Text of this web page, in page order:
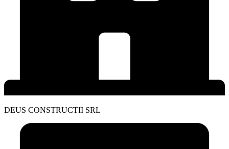
DEUS CONSTRUCTII SRL